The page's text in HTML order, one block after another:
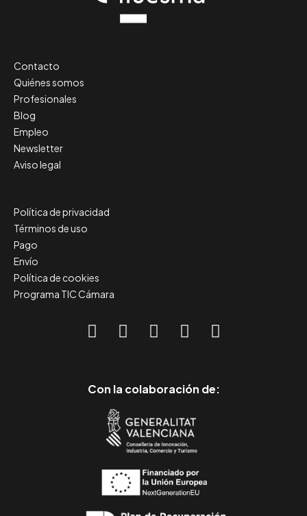
Contacto
Quiénes somos
Profesionales
Blog
Empleo
Newsletter
Aviso legal
Política de privacidad
Términos de uso
Pago
Envío
Política de cookies
Programa TIC Cámara
Con la colaboración de: